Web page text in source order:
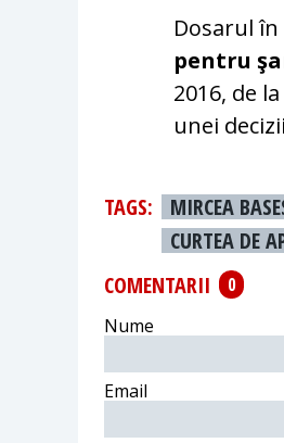
Dosarul în
pentru
2016, de
unei
TAGS: MIRCEA
CURTEA DE
COMENTARII
0
Nume
Email